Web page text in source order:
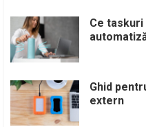
Ce
Ghid
extern